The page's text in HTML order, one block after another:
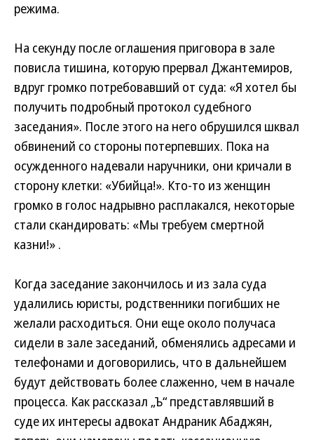
режима.
На секунду после оглашения приговора в зале
повисла тишина, которую прервал Джантемиров,
вдруг громко потребовавший от суда: «Я хотел бы
получить подробный протокол судебного
заседания». После этого на него обрушился шквал
обвинений со стороны потерпевших. Пока на
осужденного надевали наручники, они кричали в
сторону клетки: «Убийца!». Кто-то из женщин
громко в голос надрывно расплакался, некоторые
стали скандировать: «Мы требуем смертной
казни!» .
Когда заседание закончилось и из зала суда
удалились юристы, родственники погибших не
желали расходиться. Они еще около получаса
сидели в зале заседаний, обменялись адресами и
телефонами и договорились, что в дальнейшем
будут действовать более слаженно, чем в начале
процесса. Как рассказал „Ъ“ представлявший в
суде их интересы адвокат Андраник Абаджян,